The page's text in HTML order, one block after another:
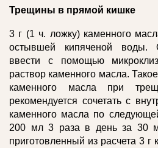
Трещины в прямой кишке
3 г (1 ч. ложку) каменного
остывшей кипяченой воды.
ввести с помощью
раствор каменного масла.
каменного масла при
рекомендуется сочетать с
каменного масла по
200 мл 3 раза в день за 30
приготовленный из расчета 3